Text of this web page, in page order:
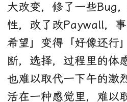
大改变，修了一些Bug
性，改了改Paywall，
希望」变得「好像还行
断，选择，过程里的体
也难以取代一下午的激
活在一种感觉里，难以